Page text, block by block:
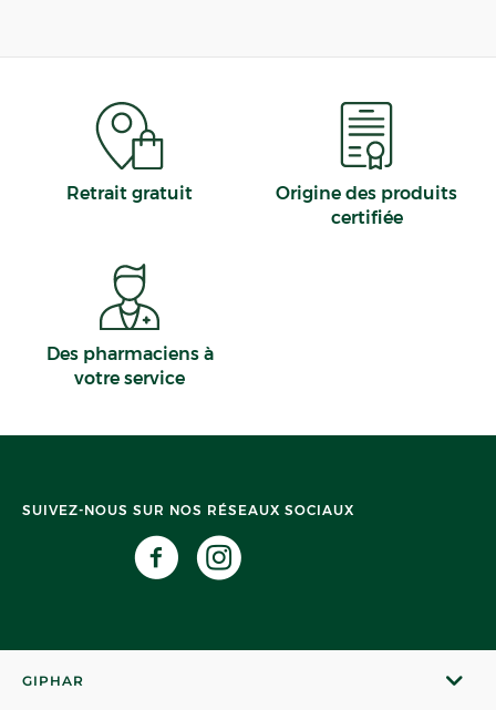
Retrait gratuit
Origine des produits
certifiée
Des pharmaciens à
votre service
SUIVEZ-NOUS SUR NOS RÉSEAUX SOCIAUX
GIPHAR